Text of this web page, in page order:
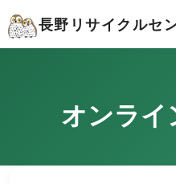
長野リサイクルセ
オンラ